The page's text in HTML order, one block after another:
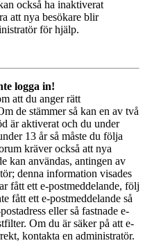
också ha inaktiverat
att nya besökare blir
för hjälp.
logga in!
att du anger rätt
de stämmer så kan en av två
är aktiverat och du under
13 år så måste du följa
kräver också att nya
kan användas, antingen av
denna information visades
fått ett e-postmeddelande, följ
fått ett e-postmeddelande så
eller så fastnade e-
Om du är säker på att e-
kontakta en administratör.